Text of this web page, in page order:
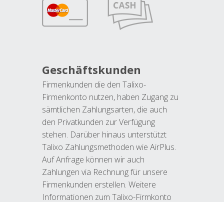
Geschäftskunden
Firmenkunden die den Talixo-
Firmenkonto nutzen, haben Zugang zu
sämtlichen Zahlungsarten, die auch
den Privatkunden zur Verfügung
stehen. Darüber hinaus unterstützt
Talixo Zahlungsmethoden wie AirPlus.
Auf Anfrage können wir auch
Zahlungen via Rechnung für unsere
Firmenkunden erstellen. Weitere
Informationen zum Talixo-Firmkonto